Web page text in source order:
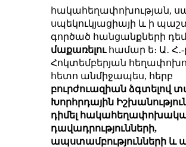
հակահեղափոխության,
սպեկուկյացիայի և ի
գործած հանցանքների դեմ
մաքառելուհամար ե։ Ա․
Հոկտեմբերյան
հետո անմիջապես, հերբ
բուրժուազիան ձգտելով
Խորհրդային
դիմել
դավադրությունների,
ապստամբությունների և